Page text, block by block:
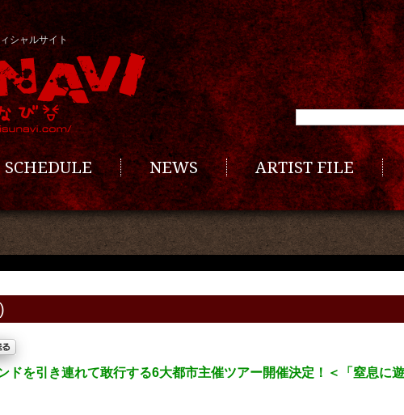
シャルサイト
NEWS ARTIST FILE
ドを引き連れて敢行する6大都市主催ツアー開催決定！＜「窒息に